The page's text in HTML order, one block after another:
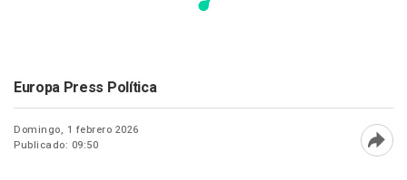
Europa Press Política
Domingo, 1 febrero 2026
Publicado: 09:50